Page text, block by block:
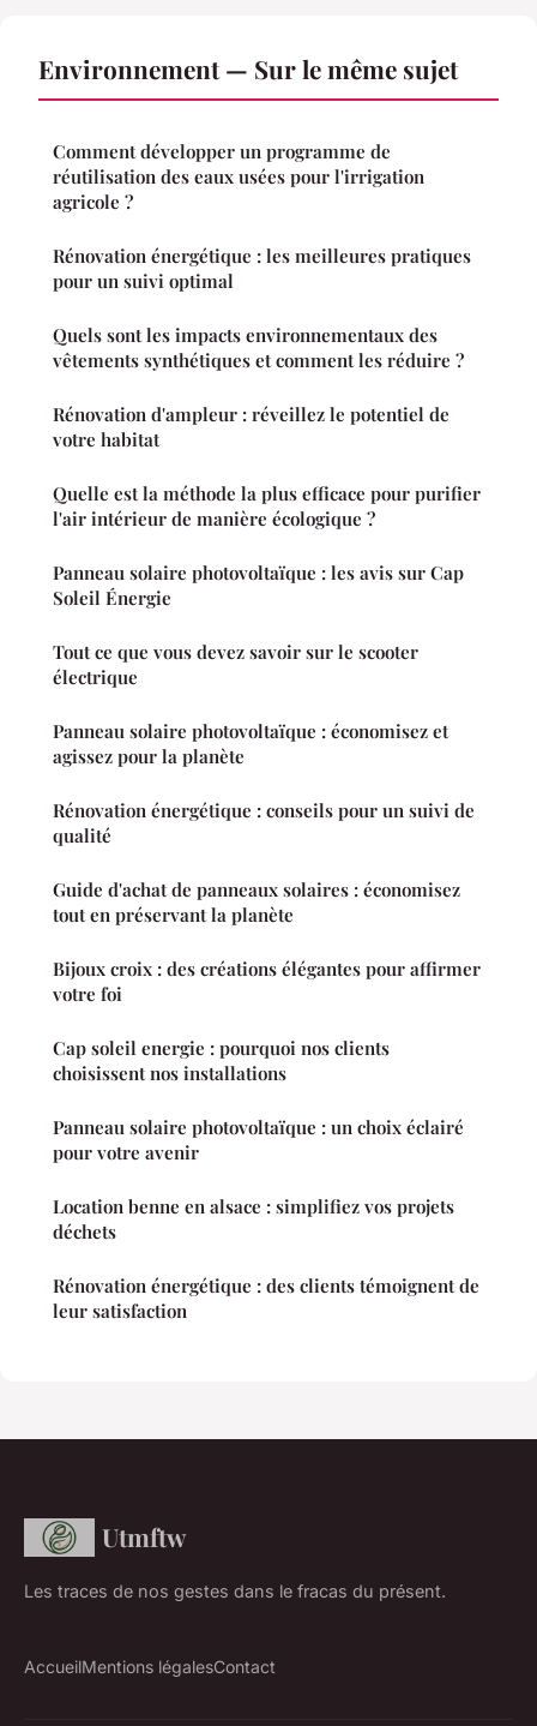
Environnement — Sur le même sujet
Comment développer un programme de
réutilisation des eaux usées pour l'irrigation
agricole ?
Rénovation énergétique : les meilleures pratiques
pour un suivi optimal
Quels sont les impacts environnementaux des
vêtements synthétiques et comment les réduire ?
Rénovation d'ampleur : réveillez le potentiel de
votre habitat
Quelle est la méthode la plus efficace pour purifier
l'air intérieur de manière écologique ?
Panneau solaire photovoltaïque : les avis sur Cap
Soleil Énergie
Tout ce que vous devez savoir sur le scooter
électrique
Panneau solaire photovoltaïque : économisez et
agissez pour la planète
Rénovation énergétique : conseils pour un suivi de
qualité
Guide d'achat de panneaux solaires : économisez
tout en préservant la planète
Bijoux croix : des créations élégantes pour affirmer
votre foi
Cap soleil energie : pourquoi nos clients
choisissent nos installations
Panneau solaire photovoltaïque : un choix éclairé
pour votre avenir
Location benne en alsace : simplifiez vos projets
déchets
Rénovation énergétique : des clients témoignent de
leur satisfaction
Utmftw
Les traces de nos gestes dans le fracas du présent.
AccueilMentions légalesContact